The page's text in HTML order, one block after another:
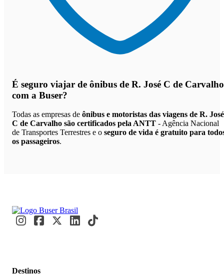
É seguro viajar de ônibus de R. José C de Carvalho
com a Buser?
Todas as empresas de ônibus e motoristas das viagens de R. José
C de Carvalho são certificados pela ANTT - Agência Nacional
de Transportes Terrestres e o seguro de vida é gratuito para
os passageiros.
Destinos